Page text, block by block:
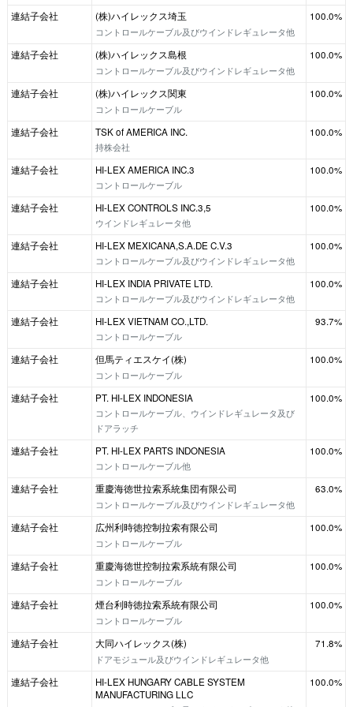
連結子会社
(株)ハイレックス埼玉
コントロールケーブル及びウインドレギュレータ他
100.0%
連結子会社
(株)ハイレックス島根
コントロールケーブル及びウインドレギュレータ他
100.0%
連結子会社
(株)ハイレックス関東
コントロールケーブル
100.0%
連結子会社
TSK of AMERICA INC.
持株会社
100.0%
連結子会社
HI-LEX AMERICA INC.3
コントロールケーブル
100.0%
連結子会社
HI-LEX CONTROLS INC.3,5
ウインドレギュレータ他
100.0%
連結子会社
HI-LEX MEXICANA,S.A.DE C.V.3
コントロールケーブル及びウインドレギュレータ他
100.0%
連結子会社
HI-LEX INDIA PRIVATE LTD.
コントロールケーブル及びウインドレギュレータ他
100.0%
連結子会社
HI-LEX VIETNAM CO.,LTD.
コントロールケーブル
93.7%
連結子会社
但馬ティエスケイ(株)
コントロールケーブル
100.0%
連結子会社
PT. HI-LEX INDONESIA
コントロールケーブル、ウインドレギュレータ及び
ドアラッチ
100.0%
連結子会社
PT. HI-LEX PARTS INDONESIA
コントロールケーブル他
100.0%
連結子会社
重慶海徳世拉索系統集団有限公司
コントロールケーブル及びウインドレギュレータ他
63.0%
連結子会社
広州利時徳控制拉索有限公司
コントロールケーブル
100.0%
連結子会社
重慶海徳世控制拉索系統有限公司
コントロールケーブル
100.0%
連結子会社
煙台利時徳拉索系統有限公司
コントロールケーブル
100.0%
連結子会社
大同ハイレックス(株)
ドアモジュール及びウインドレギュレータ他
71.8%
連結子会社
HI-LEX HUNGARY CABLE SYSTEM
MANUFACTURING LLC
100.0%